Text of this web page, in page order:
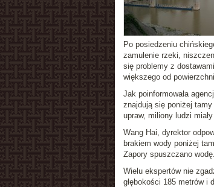
Po posiedzeniu
zamulenie rzeki,
się problemy z
większego od
Jak poinformowała
znajdują się poniżej
upraw, miliony ludzi
Wang Hai, dyrektor
brakiem wody poniżej
Zapory spuszczano wodę.
Wielu ekspertów nie
głębokości 185 metrów i